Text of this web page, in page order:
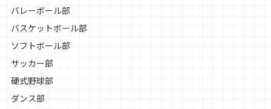
バレーボール部
バスケットボール部
ソフトボール部
サッカー部
硬式野球部
ダンス部